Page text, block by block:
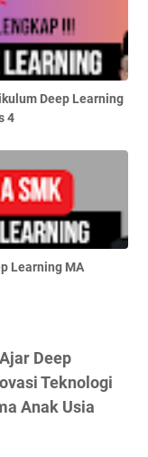
Deep Learning
4
Learning MA
Deep
Teknologi
Anak Usia